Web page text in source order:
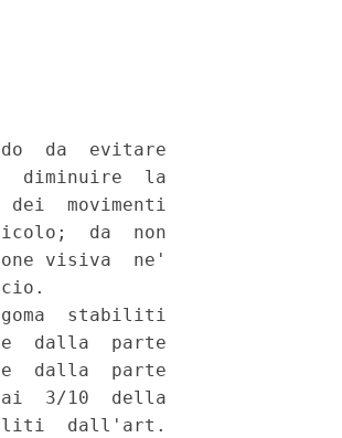
da  evitare
diminuire  la
movimenti
da  non
visiva  ne'
stabiliti
dalla  parte
dalla  parte
3/10  della
dall'art.